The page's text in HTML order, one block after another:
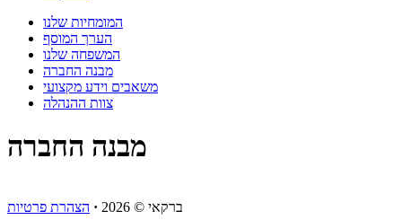
המומחיות שלנו
הערך המוסף
המשפחה שלנו
מבנה החברה
משאבים וידע מקצועי
צוות ההנהלה
מבנה החברה
ברקאי © 2026
· הצהרת פרטיות